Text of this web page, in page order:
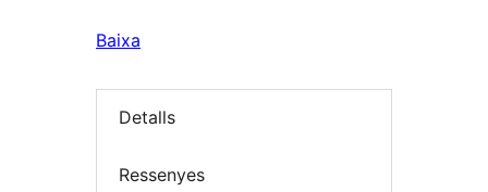
Baixa
Detalls
Ressenyes